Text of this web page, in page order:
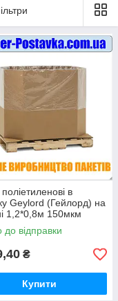
в
Geylord (Гейлорд) на
1,2*0,8м 150мкм
1 метр (ВТОРИННІ)
до відправки
₴
Купити